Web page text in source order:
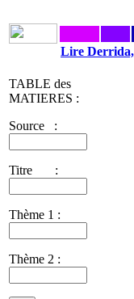
Lire
TABLE des
MATIERES :
Source :
Titre :
Thème 1 :
Thème 2 :